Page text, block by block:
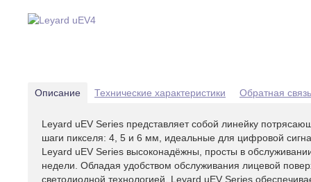
Описание Технические характеристики Обратная связь
Leyard uEV Series представляет собой линейку
шаги пикселя: 4, 5 и 6 мм, идеальные для цифровой
Leyard uEV Series высоконадёжны, просты в
недели. Обладая удобством обслуживания лицевой
светодиодной технологией, Leyard uEV Series